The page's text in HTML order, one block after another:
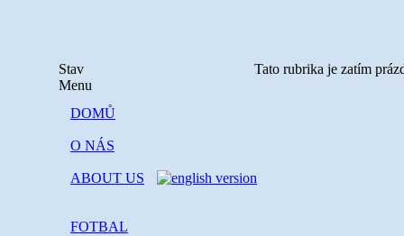
Stav
Menu
DOMŮ
O NÁS
ABOUT US
FOTBAL
Tato rubrika je zatím